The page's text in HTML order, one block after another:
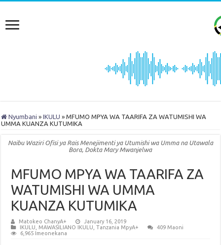
Nyumbani » IKULU » MFUMO MPYA WA TAARIFA ZA WATUMISHI WA
UMMA KUANZA KUTUMIKA
Naibu Waziri Ofisi ya Rais Menejimenti ya Utumishi wa Umma na Utawala
Bora, Dokta Mary Mwanjelwa
MFUMO MPYA WA TAARIFA ZA
WATUMISHI WA UMMA
KUANZA KUTUMIKA
Matokeo ChanyA+
January 16, 2019
IKULU
MAWASILIANO IKULU ,Tanzania MpyA+
409 Maoni
6,965 Imeonekana